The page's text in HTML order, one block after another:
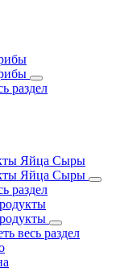
раздел
Яйца Сыры
Яйца Сыры
раздел
весь раздел